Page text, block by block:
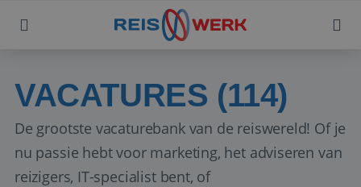
VACATURES (114)
De grootste vacaturebank van de reiswereld! Of je
nu passie hebt voor marketing, het adviseren van
reizigers, IT-specialist bent, of